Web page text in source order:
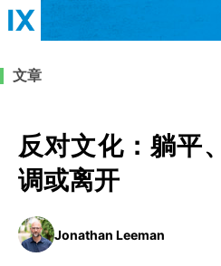
来信
教会带领
查看
查看
文章
反对文化：躺平
调或离开
Jonathan Leeman